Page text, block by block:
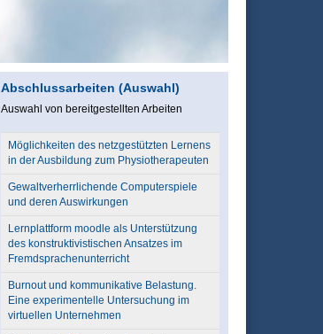
Abschlussarbeiten (Auswahl)
Auswahl von bereitgestellten Arbeiten
Möglichkeiten des netzgestützten Lernens
in der Ausbildung zum Physiotherapeuten
Gewaltverherrlichende Computerspiele
und deren Auswirkungen
Lernplattform moodle als Unterstützung
des konstruktivistischen Ansatzes im
Fremdsprachenunterricht
Burnout und kommunikative Belastung.
Eine experimentelle Untersuchung im
virtuellen Unternehmen